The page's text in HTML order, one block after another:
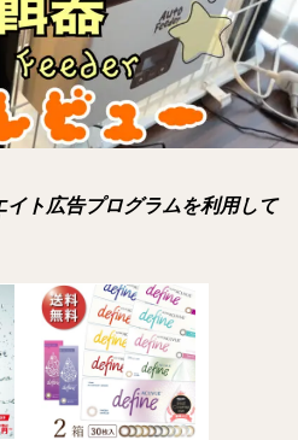
イト広告プログラムを利用して